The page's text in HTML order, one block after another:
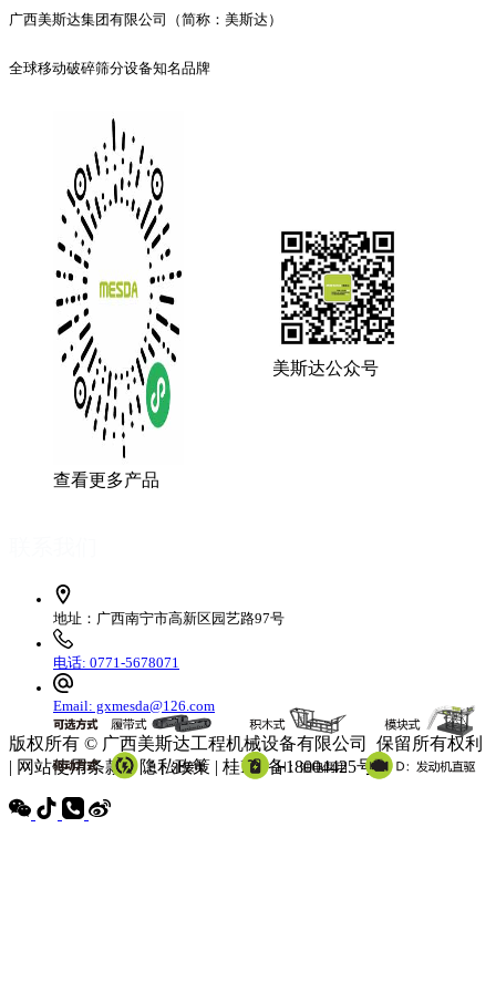
广西美斯达集团有限公司（简称：美斯达）
全球移动破碎筛分设备知名品牌
查看更多产品
美斯达公众号
地址：广西南宁市高新区园艺路97号
电话: 0771-5678071
Email: gxmesda@126.com
版权所有 © 广西美斯达工程机械设备有限公司 保留所有权利
| 网站使用条款 | 隐私政策 | 桂ICP备18004425号-3